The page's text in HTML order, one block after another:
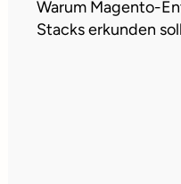
Warum Magento-
Stacks erkunden